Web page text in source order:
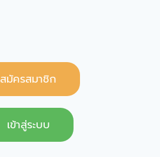
สมัครสมาชิก
เข้าสู่ระบบ